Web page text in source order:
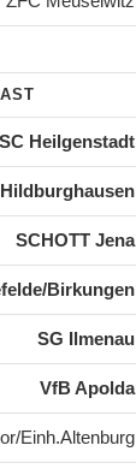
Heilgenstadt
SCHOTT Jena
Birkungen
SG Ilmenau
VfB Apolda
Einh.Altenburg